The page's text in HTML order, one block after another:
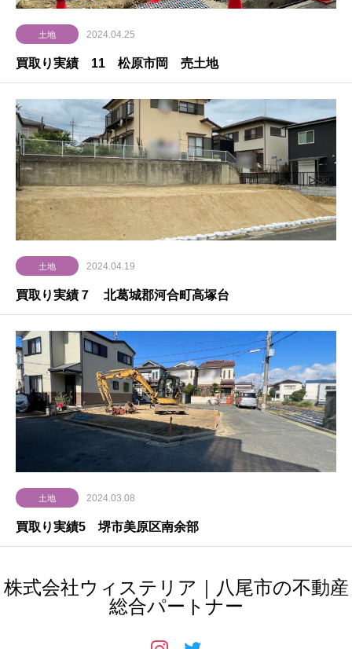
土地 2024.04.25
買取り実績 11 松原市岡 売土地
土地 2024.04.19
買取り実績７ 北葛城郡河合町高塚台
土地 2024.03.08
買取り実績5 堺市美原区南余部
株式会社ウィステリア｜八尾市の不動産
総合パートナー